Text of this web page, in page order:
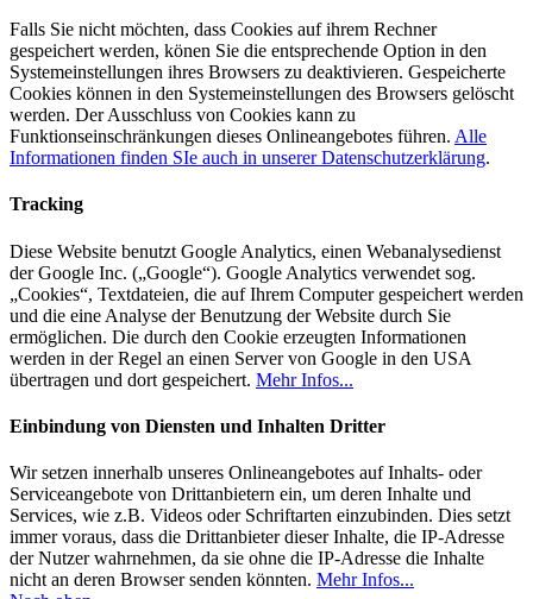
Falls Sie nicht möchten, dass Cookies auf ihrem Rechner
gespeichert werden, könen Sie die entsprechende Option in den
Systemeinstellungen ihres Browsers zu deaktivieren. Gespeicherte
Cookies können in den Systemeinstellungen des Browsers gelöscht
werden. Der Ausschluss von Cookies kann zu
Funktionseinschränkungen dieses Onlineangebotes führen. Alle
Informationen finden SIe auch in unserer Datenschutzerklärung.
Tracking
Diese Website benutzt Google Analytics, einen Webanalysedienst
der Google Inc. („Google“). Google Analytics verwendet sog.
„Cookies“, Textdateien, die auf Ihrem Computer gespeichert werden
und die eine Analyse der Benutzung der Website durch Sie
ermöglichen. Die durch den Cookie erzeugten Informationen
werden in der Regel an einen Server von Google in den USA
übertragen und dort gespeichert. Mehr Infos...
Einbindung von Diensten und Inhalten Dritter
Wir setzen innerhalb unseres Onlineangebotes auf Inhalts- oder
Serviceangebote von Drittanbietern ein, um deren Inhalte und
Services, wie z.B. Videos oder Schriftarten einzubinden. Dies setzt
immer voraus, dass die Drittanbieter dieser Inhalte, die IP-Adresse
der Nutzer wahrnehmen, da sie ohne die IP-Adresse die Inhalte
nicht an deren Browser senden könnten. Mehr Infos...